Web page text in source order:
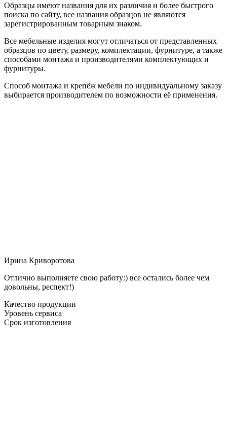
Образцы имеют названия для их различия и более быстрого
поиска по сайту, все названия образцов не являются
зарегистрированным товарным знаком.
Все мебельные изделия могут отличаться от представленных
образцов по цвету, размеру, комплектации, фурнитуре, а также
способами монтажа и производителями комплектующих и
фурнитуры.
Способ монтажа и крепёж мебели по индивидуальному заказу
выбирается производителем по возможности её применения.
Ирина Криворотова
Отлично выполняете свою работу:) все остались более чем
довольны, респект!)
Качество продукции
Уровень сервиса
Срок изготовления